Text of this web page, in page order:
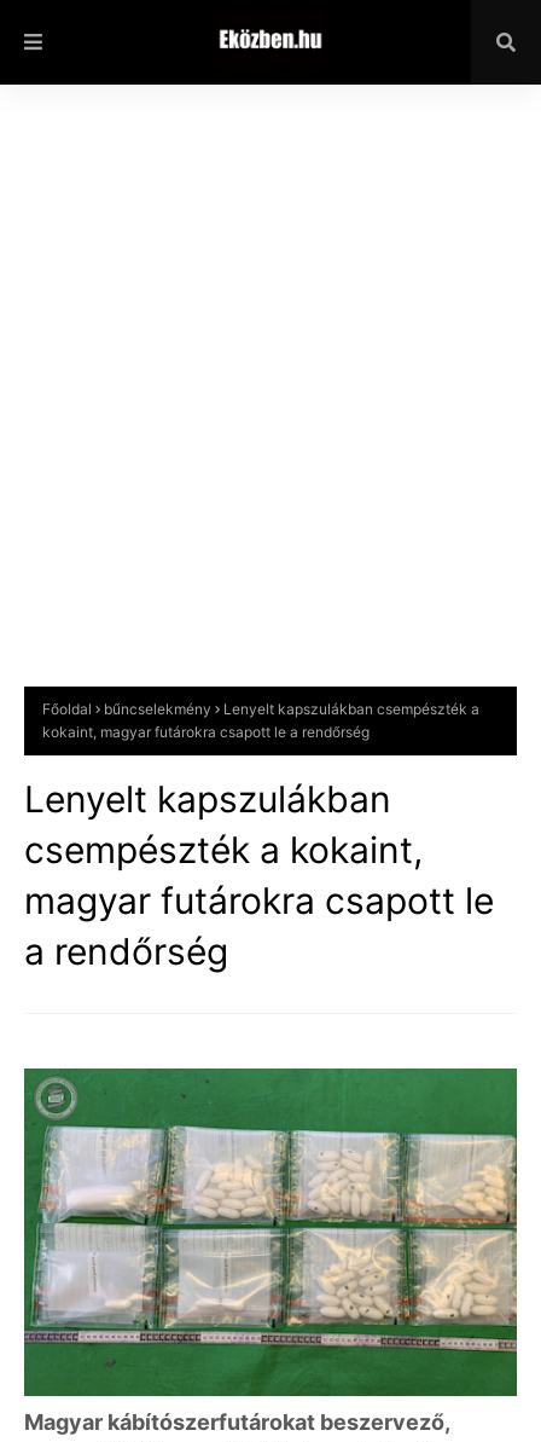
Főoldal bűncselekmény
Lenyelt kapszulákban csempészték a
kokaint, magyar futárokra csapott le a rendőrség
Lenyelt kapszulákban
csempészték a kokaint,
magyar futárokra csapott le
a rendőrség
Magyar kábítószerfutárokat beszervező,